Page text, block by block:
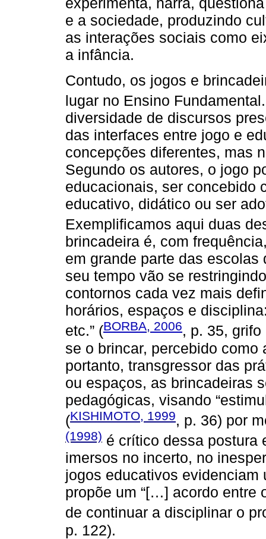
e a sociedade, produzindo
as interações sociais como
a infância.
Contudo, os jogos e
lugar no Ensino
diversidade de discursos
das interfaces entre jogo e
concepções diferentes, mas
Segundo os autores, o jogo
educacionais, ser concebido
educativo, didático ou ser
Exemplificamos aqui duas
brincadeira é, com
em grande parte das escolas
seu tempo vão se
contornos cada vez mais
horários, espaços e
etc.” (BORBA, 2006, p. 35,
se o brincar, percebido
portanto, transgressor das
ou espaços, as brincadeiras
pedagógicas, visando
(KISHIMOTO, 1999, p. 36) por
(1998) é crítico dessa postura
imersos no incerto, no
jogos educativos evidenciam
propõe um “[…] acordo entre
de continuar a disciplinar o
p. 122).